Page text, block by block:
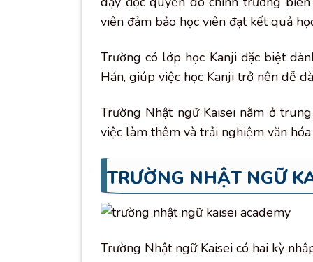
viên đảm bảo học viên đạt kết quả
Trường có lớp học Kanji đặc biệt
Hán, giúp việc học Kanji trở nên dễ
Trường Nhật ngữ Kaisei nằm ở
việc làm thêm và trải nghiệm văn
TRƯỜNG NHẬT NGỮ
Trường Nhật ngữ Kaisei có hai kỳ